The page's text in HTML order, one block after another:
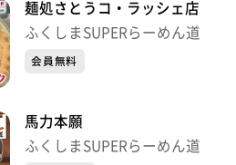
麺処さとうコ・ラッシェ店
ふくしまSUPERらーめん道
会員無料
馬力本願
ふくしまSUPERらーめん道